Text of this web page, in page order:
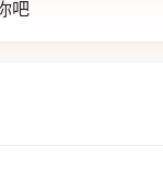
吧